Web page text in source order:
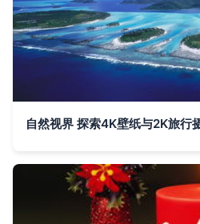
自然视界 探索4K壁纸与2K旅行